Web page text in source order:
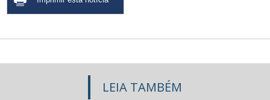
LEIA TAMBÉM